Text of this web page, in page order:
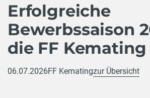
Erfolgreiche
Bewerbssaison
die FF Kemating
06.07.2026FF Kematingzur Übersicht